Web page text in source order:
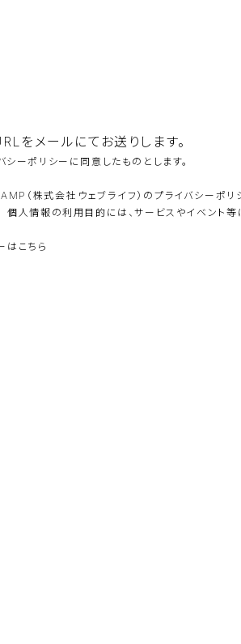
をメールにてお送りします。
ーポリシーに同意したものとします。
（株式会社ウェブライフ）のプライバシーポリ
個人情報の利用目的には、サービスやイベント等
はこちら